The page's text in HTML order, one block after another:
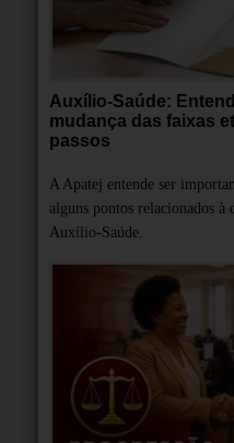
Auxílio-Saúde:
mudança das faixas
passos
A Apatej entende ser
alguns pontos relacionados à
Auxílio-Saúde.